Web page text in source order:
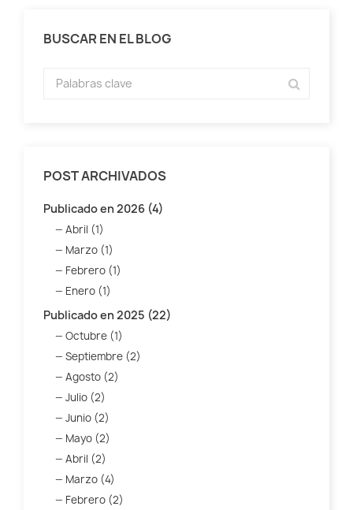
BUSCAR EN EL BLOG
POST ARCHIVADOS
Publicado en 2026 (4)
Abril (1)
Marzo (1)
Febrero (1)
Enero (1)
Publicado en 2025 (22)
Octubre (1)
Septiembre (2)
Agosto (2)
Julio (2)
Junio (2)
Mayo (2)
Abril (2)
Marzo (4)
Febrero (2)